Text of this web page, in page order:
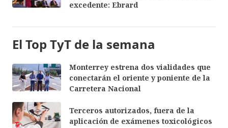
excedente: Ebrard
El Top TyT de la semana
Monterrey estrena dos vialidades que
conectarán el oriente y poniente de la
Carretera Nacional
Terceros autorizados, fuera de la
aplicación de exámenes toxicológicos